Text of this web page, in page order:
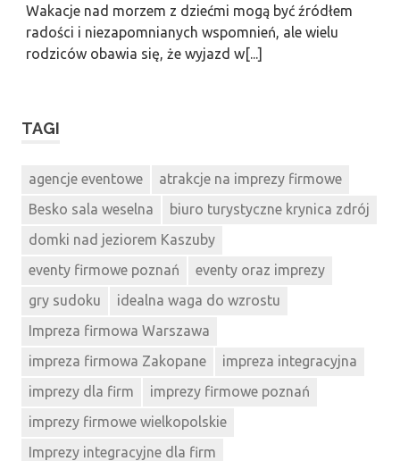
Wakacje nad morzem z dziećmi mogą być źródłem
radości i niezapomnianych wspomnień, ale wielu
rodziców obawia się, że wyjazd w[...]
TAGI
agencje eventowe
atrakcje na imprezy firmowe
Besko sala weselna
biuro turystyczne krynica zdrój
domki nad jeziorem Kaszuby
eventy firmowe poznań
eventy oraz imprezy
gry sudoku
idealna waga do wzrostu
Impreza firmowa Warszawa
impreza firmowa Zakopane
impreza integracyjna
imprezy dla firm
imprezy firmowe poznań
imprezy firmowe wielkopolskie
Imprezy integracyjne dla firm